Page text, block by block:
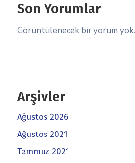
Son Yorumlar
Görüntülenecek bir yorum yok.
Arşivler
Ağustos 2026
Ağustos 2021
Temmuz 2021